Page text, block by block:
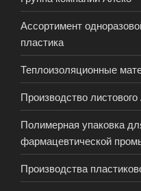
Ассортимент
пластика
Теплоизоляционные
Производство
Полимерная упаковка
фармацевтической
Производства